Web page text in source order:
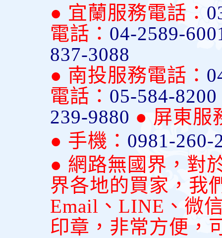
● 宜蘭服務電話：
電話： 04-2589-
837-3088
● 南投服務電話：
電話： 05-584-8200
239-9880 ● 屏東服
● 手機： 0981-260-
● 網路無國界，對
界各地的買家，我
Email、LINE、微
印章，非常方便，